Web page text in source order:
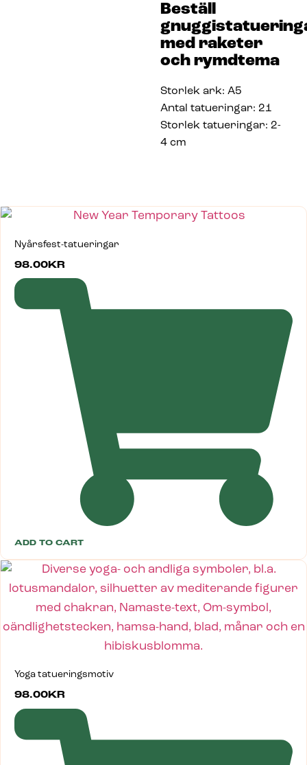
Beställ
med raketer
och rymdtema
Storlek ark: A5
Antal tatueringar: 21
Storlek tatueringar: 2-
4 cm
Nyårsfest-tatueringar
98.00 KR
ADD TO CART
Yoga tatueringsmotiv
98.00KR